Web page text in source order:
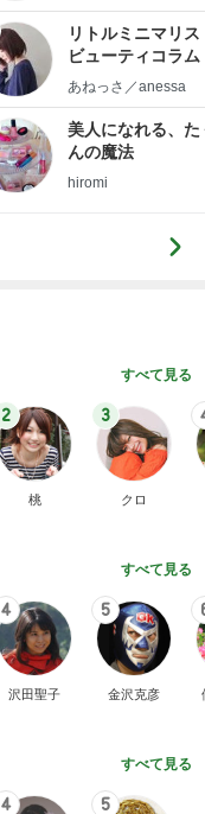
リトルミニマリス
ビューティコラ
little
あねっさ／anessa
美人になれる、た
んの魔法
hiromi
すべて見る
2
桃
3
クロ
すべて見る
4
沢田聖子
5
金沢克彦
すべて見る
4 5